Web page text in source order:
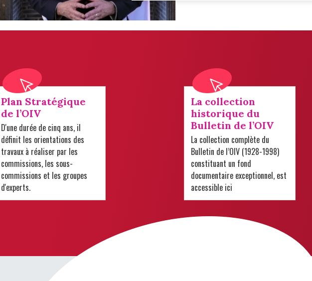
Plan Stratégique
de l’OIV
D'une durée de cinq ans, il
définit les orientations des
travaux à réaliser par les
commissions, les sous-
commissions et les groupes
d'experts.
La collection
historique du
Bulletin de l’OIV
La collection complète du
Bulletin de l’OIV (1928-1998)
constituant un fond
documentaire exceptionnel, est
accessible ici